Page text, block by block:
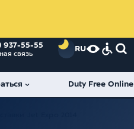
937-55-55
связь
RU
Duty Free Online